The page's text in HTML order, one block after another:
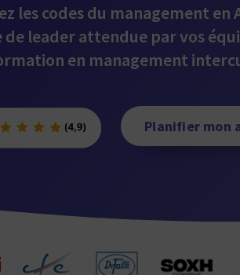
les codes du management
leader attendue par vos
en management
Planifier mon